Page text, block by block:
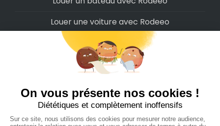
Louer une voiture avec Rodeeo
Louer une moto avec Rodeeo
Louer un scooter avec Rodeeo
Louer un Camping-Car avec Rodeeo